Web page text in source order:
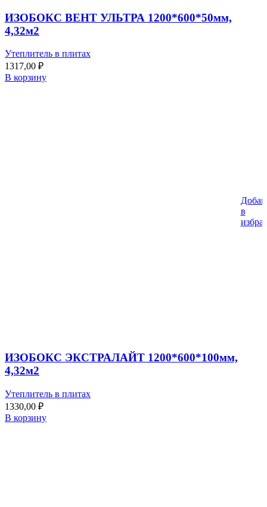
ИЗОБОКС ВЕНТ УЛЬТРА 1200*600*50мм,
4,32м2
Утеплитель в плитах
1317,00 ₽
В корзину
в
ИЗОБОКС ЭКСТРАЛАЙТ 1200*600*100мм,
4,32м2
Утеплитель в плитах
1330,00 ₽
В корзину